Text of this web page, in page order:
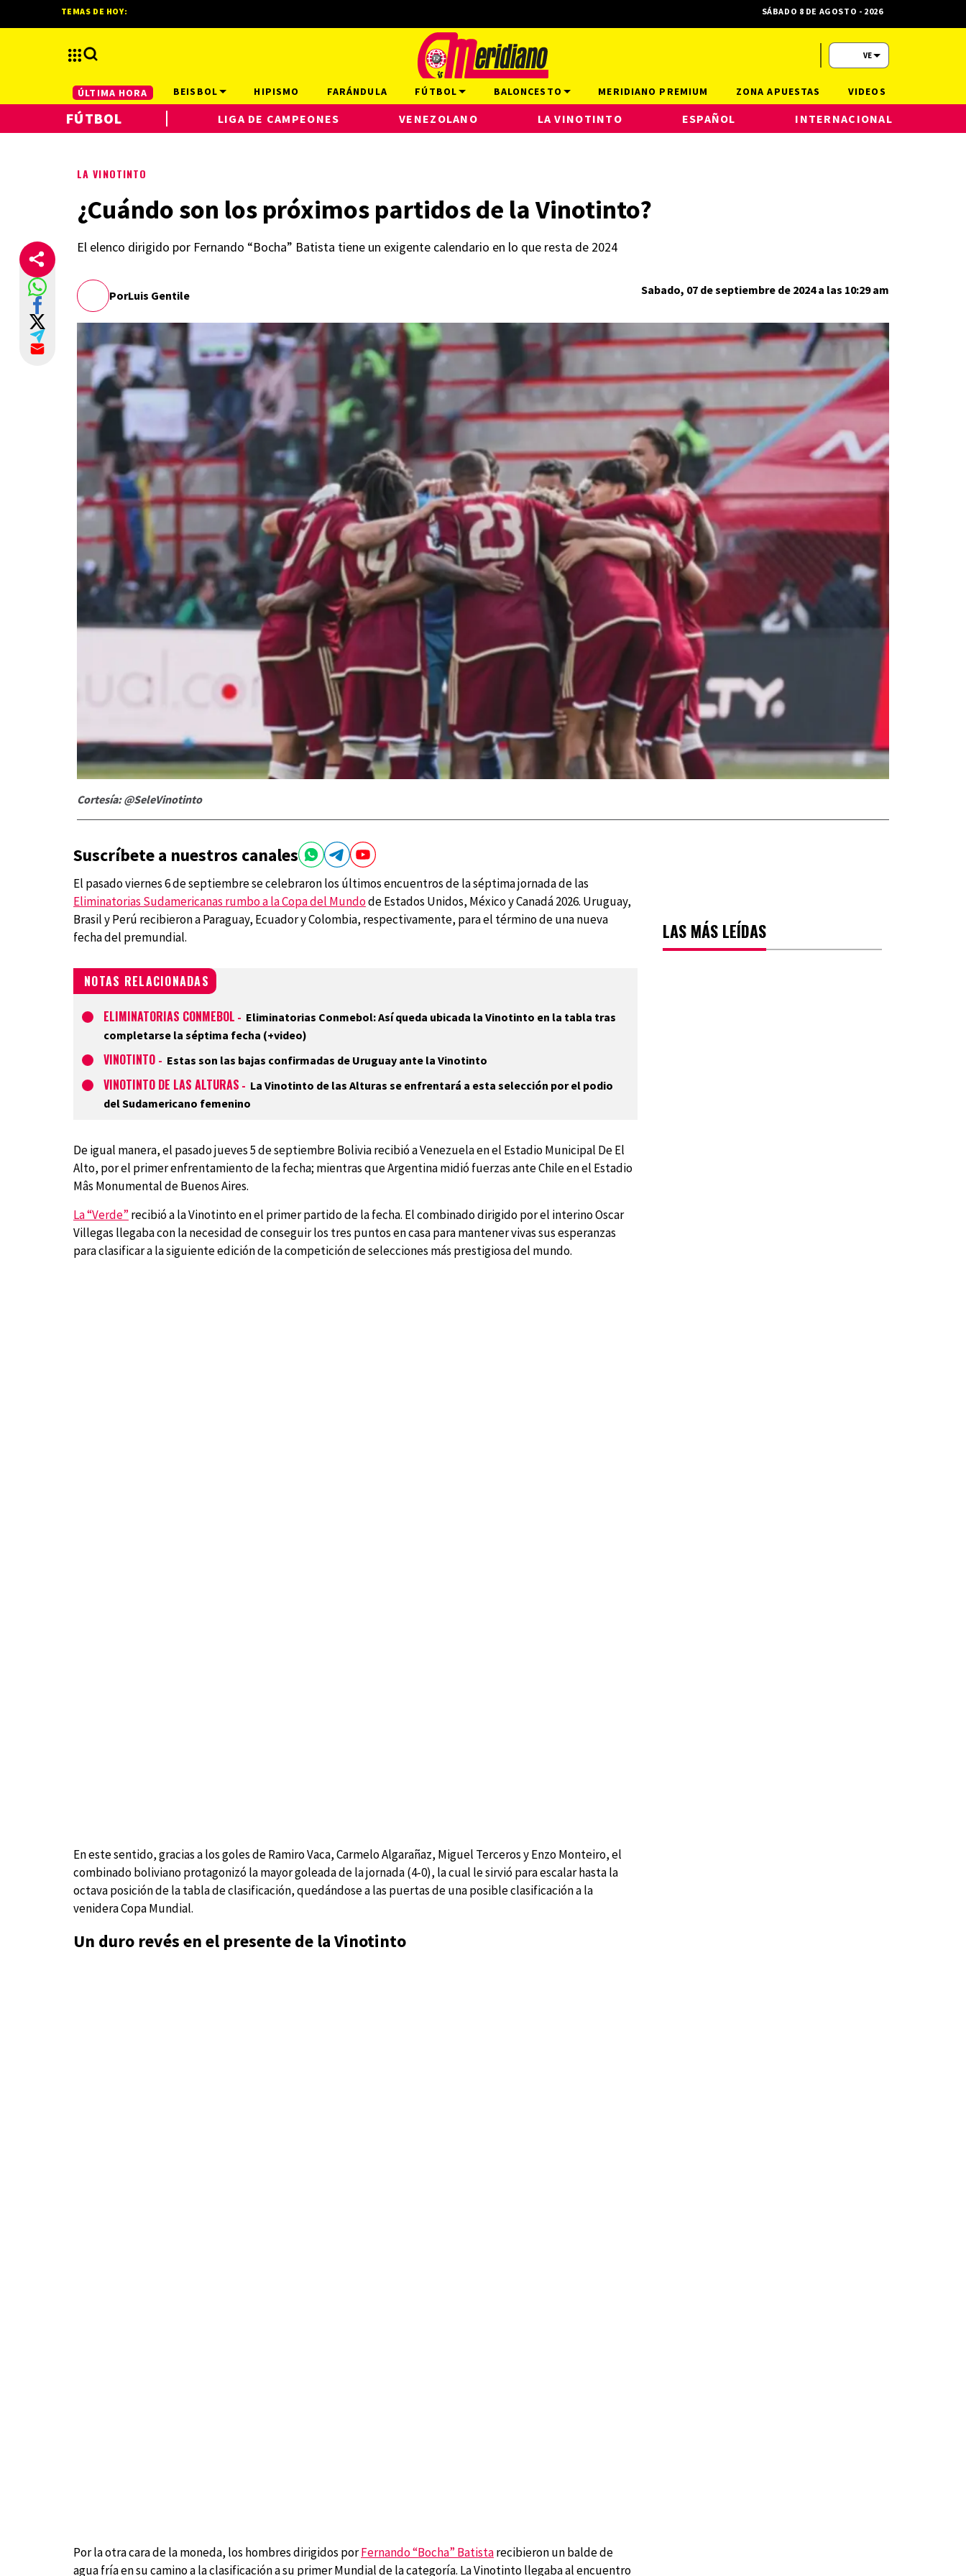
LA VINOTINTO
¿Cuándo son los próximos partidos de la Vinotinto?
El elenco dirigido por Fernando “Bocha” Batista tiene un exigente calendario en lo que resta de 2024
PorLuis Gentile Sabado, 07 de septiembre de 2024 a las 10:29 am
Cortesía: @SeleVinotinto
Suscríbete a nuestros canales
El pasado viernes 6 de septiembre se celebraron los últimos encuentros de la séptima jornada de las
Eliminatorias Sudamericanas rumbo a la Copa del Mundode Estados Unidos, México y Canadá 2026. Uruguay,
Brasil y Perú recibieron a Paraguay, Ecuador y Colombia, respectivamente, para el término de una nueva
fecha del premundial.
NOTAS RELACIONADAS
ELIMINATORIAS CONMEBOL - Eliminatorias Conmebol: Así queda ubicada la Vinotinto en la tabla tras
completarse la séptima fecha (+video)
VINOTINTO - Estas son las bajas confirmadas de Uruguay ante la Vinotinto
VINOTINTO DE LAS ALTURAS - La Vinotinto de las Alturas se enfrentará a esta selección por el podio
del Sudamericano femenino
De igual manera, el pasado jueves 5 de septiembre Bolivia recibió a Venezuela en el Estadio Municipal De El
Alto, por el primer enfrentamiento de la fecha; mientras que Argentina midió fuerzas ante Chile en el Estadio
Mâs Monumental de Buenos Aires.
La “Verde” recibió a la Vinotinto en el primer partido de la fecha. El combinado dirigido por el interino Oscar
Villegas llegaba con la necesidad de conseguir los tres puntos en casa para mantener vivas sus esperanzas
para clasificar a la siguiente edición de la competición de selecciones más prestigiosa del mundo.
En este sentido, gracias a los goles de Ramiro Vaca, Carmelo Algarañaz, Miguel Terceros y Enzo Monteiro, el
combinado boliviano protagonizó la mayor goleada de la jornada (4-0), la cual le sirvió para escalar hasta la
octava posición de la tabla de clasificación, quedándose a las puertas de una posible clasificación a la
venidera Copa Mundial.
Un duro revés en el presente de la Vinotinto
Por la otra cara de la moneda, los hombres dirigidos porFernando “Bocha” Batistarecibieron un balde de
agua fría en su camino a la clasificación a su primer Mundial de la categoría. La Vinotinto llegaba al encuentro
LAS MÁS LEÍDAS
TEMAS DE HOY: SÁBADO 8 DE AGOSTO - 2026
VE
ÚLTIMA HORA BEISBOL HIPISMO FARÁNDULA FÚTBOL
FÚTBOL LIGA DE CAMPEONES VENEZOLANO LA VINOTINTO ESPAÑOL INTERNACIONAL
BALONCESTO MERIDIANO PREMIUM ZONA APUESTAS VIDEOS